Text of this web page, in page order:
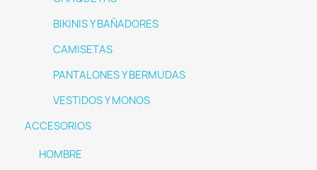
BIKINIS Y BAÑADORES
CAMISETAS
PANTALONES Y BERMUDAS
VESTIDOS Y MONOS
ACCESORIOS
HOMBRE